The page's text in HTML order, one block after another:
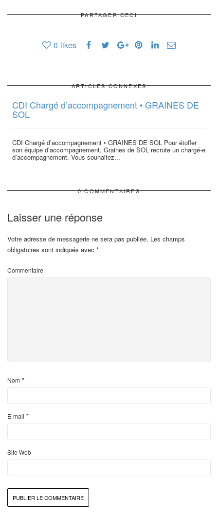
PARTAGER CECI
0 likes
ARTICLES CONNEXES
CDI Chargé d’accompagnement • GRAINES DE
SOL
CDI Chargé d’accompagnement • GRAINES DE SOL Pour étoffer
son équipe d’accompagnement, Graines de SOL recrute un chargé-e
d’accompagnement. Vous souhaitez...
0 COMMENTAIRES
Laisser une réponse
Votre adresse de messagerie ne sera pas publiée. Les champs
obligatoires sont indiqués avec *
Commentaire
Nom *
E-mail *
Site Web